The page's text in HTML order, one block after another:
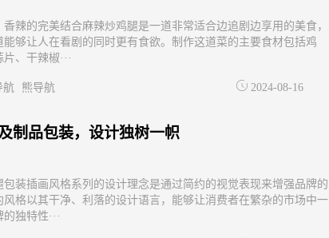
香辣的完美结合麻辣炒鸡腿是一道非常适合边追剧边享用的美食，
能够让人在看剧的同时更有食欲。制作这道菜的主要食材包括鸡
、干辣椒···
航 熊导航 2024-08-16
制品包装，设计独树一帜
包装插画风格系列的设计理念是通过简约的视觉表现来增强品牌的
风格以其干净、利落的设计语言，能够让消费者在繁杂的市场中一
独特性···